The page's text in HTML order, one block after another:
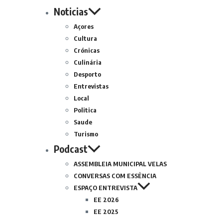
Noticias
Açores
Cultura
Crónicas
Culinária
Desporto
Entrevistas
Local
Politica
Saude
Turismo
Podcast
ASSEMBLEIA MUNICIPAL VELAS
CONVERSAS COM ESSÊNCIA
ESPAÇO ENTREVISTA
EE 2026
EE 2025